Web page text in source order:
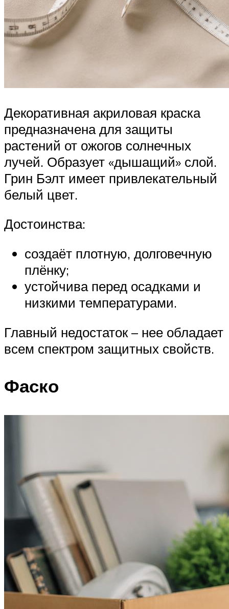
Декоративная акриловая краска
предназначена для защиты
растений от ожогов солнечных
лучей. Образует «дышащий» слой.
Грин Бэлт имеет привлекательный
белый цвет.
Достоинства:
создаёт плотную, долговечную
плёнку;
устойчива перед осадками и
низкими температурами.
Главный недостаток – нее обладает
всем спектром защитных свойств.
Фаско